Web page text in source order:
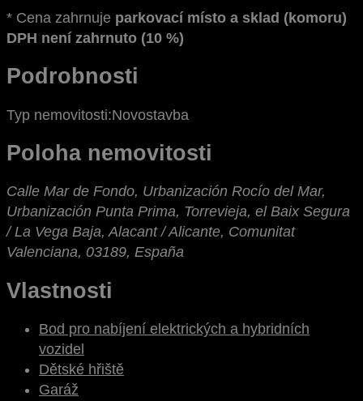
* Cena zahrnuje parkovací místo a sklad (komoru)
DPH není zahrnuto (10 %)
Podrobnosti
Typ nemovitosti:Novostavba
Poloha nemovitosti
Calle Mar de Fondo, Urbanización Rocío del Mar,
Urbanización Punta Prima, Torrevieja, el Baix Segura
/ La Vega Baja, Alacant / Alicante, Comunitat
Valenciana, 03189, España
Vlastnosti
Bod pro nabíjení elektrických a hybridních
vozidel
Dětské hřiště
Garáž